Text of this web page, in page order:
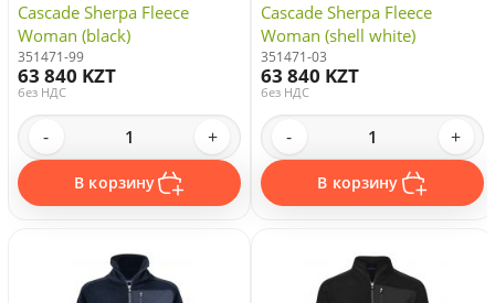
Cascade Sherpa Fleece
Woman (black)
351471-99
63 840 KZT
без НДС
- +
В корзину
Cascade Sherpa Fleece
Woman (shell white)
351471-03
63 840 KZT
без НДС
- +
В корзину